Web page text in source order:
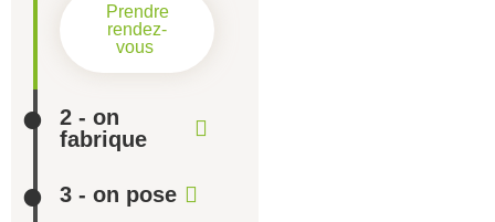
Prendre
rendez-
vous
2 - on
fabrique
3 - on pose